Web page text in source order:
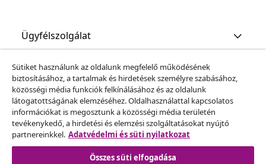
Ügyfélszolgálat
Üzlet
vidaXL
Fedezz fel többet
Sütiket használunk az oldalunk megfelelő működésének
biztosításához, a tartalmak és hirdetések személyre szabásához,
közösségi média funkciók felkínálásához és az oldalunk
látogatottságának elemzéséhez. Oldalhasználattal kapcsolatos
információkat is megosztunk a közösségi média területén
tevékenykedő, a hirdetési és elemzési szolgáltatásokat nyújtó
partnereinkkel. Adatvédelmi és süti nyilatkozat
Összes süti elfogadása